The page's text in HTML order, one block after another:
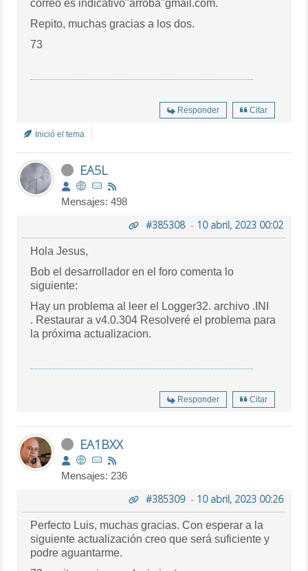
correo es indicativo"arroba"gmail.com.
Repito, muchas gracias a los dos.
73
Responder Citar
Inició el tema
EA5L
Mensajes: 498
#385308- 10 abril, 2023 00:02
Hola Jesus,
Bob el desarrollador en el foro comenta lo
siguiente:
Hay un problema al leer el Logger32. archivo .INI
. Restaurar a v4.0.304 Resolveré el problema para
la próxima actualizacion.
Responder Citar
EA1BXX
Mensajes: 236
#385309- 10 abril, 2023 00:26
Perfecto Luis, muchas gracias. Con esperar a la
siguiente actualización creo que será suficiente y
podre aguantarme.